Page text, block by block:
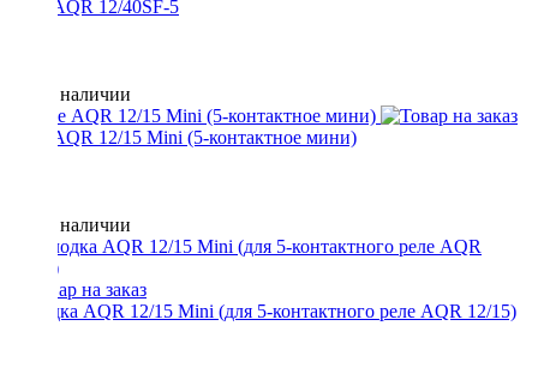
Реле AQR 12/40SF-5
Нет в наличии
Реле AQR 12/15 Mini (5-контактное мини)
Нет в наличии
Колодка AQR 12/15 Mini (для 5-контактного реле AQR 12/15)